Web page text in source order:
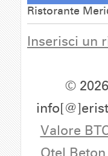
Ristorante
Inserisci un
©
Valore
Otel